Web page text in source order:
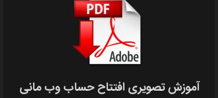
آموزش تصویری افتتاح حساب وب مانی